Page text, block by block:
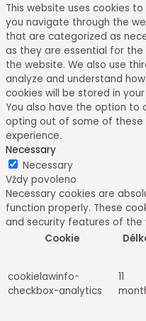
This website uses cookies
you navigate through the
that are categorized as
as they are essential for
the website. We also use
analyze and understand
cookies will be stored in
You also have the option
opting out of some of
experience.
Necessary
Necessary
Vždy povoleno
Necessary cookies are
function properly. These
and security features of the
Cookie
cookielawinfo-
checkbox-analytics
11